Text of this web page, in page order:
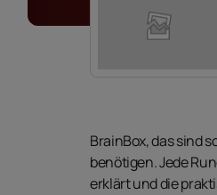
BrainBox, das sind
benötigen. Jede
erklärt und die